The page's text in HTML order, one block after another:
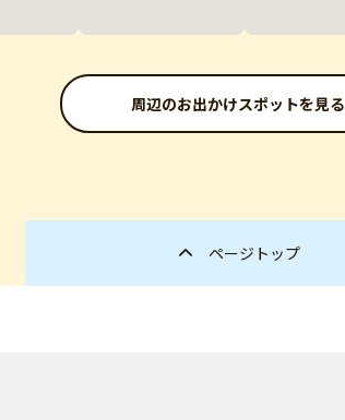
周辺のお出かけスポットを見る
ページトップ